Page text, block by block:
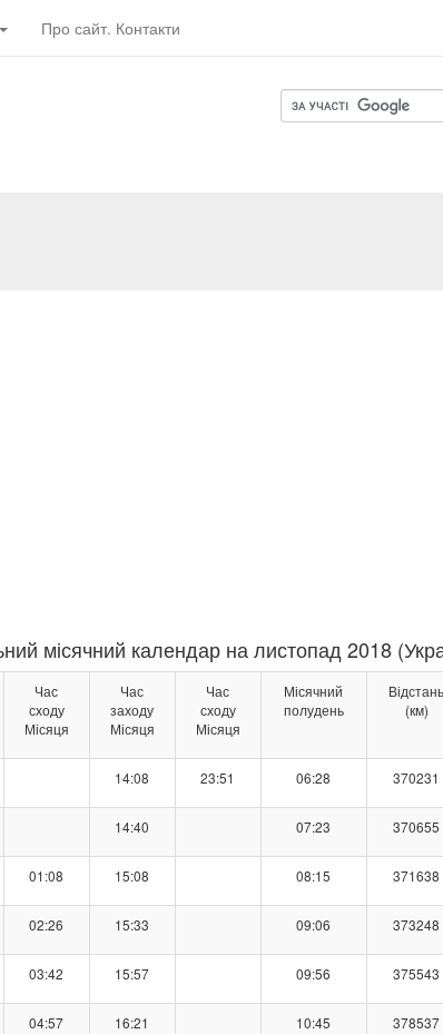
Про сайт. Контакти
місячний календар на листопад 2018
Час
сходу
Місяця
Час
заходу
Місяця
Час
сходу
Місяця
Місячний
полудень
Відстань
(км)
14:08 23:51 06:28 370231
14:40 07:23 370655
01:08 15:08 08:15 371638
02:26 15:33 09:06 373248
03:42 15:57 09:56 375543
04:57 16:21 10:45 378537